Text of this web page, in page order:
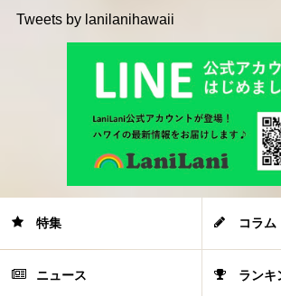
Tweets by lanilanihawaii
特集 コラム
ニュース ランキ